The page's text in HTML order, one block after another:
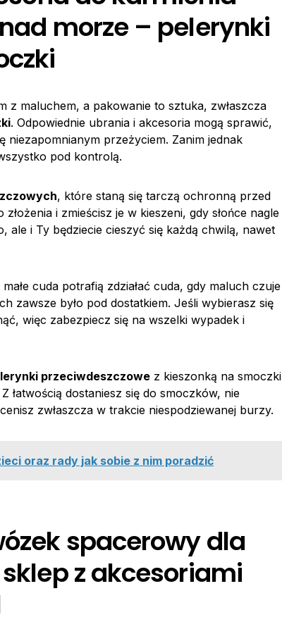
morze – pelerynki
z maluchem, a pakowanie to sztuka, zwłaszcza
. Odpowiednie ubrania i akcesoria mogą sprawić,
niezapomnianym przeżyciem. Zanim jednak
pod kontrolą.
, które staną się tarczą ochronną przed
i zmieścisz je w kieszeni, gdy słońce nagle
i Ty będziecie cieszyć się każdą chwilą, nawet
małe cuda potrafią zdziałać cuda, gdy maluch czuje
zawsze było pod dostatkiem. Jeśli wybierasz się
więc zabezpiecz się na wszelki wypadek i
przeciwdeszczowe z kieszonką na smoczki
łatwością dostaniesz się do smoczków, nie
zwłaszcza w trakcie niespodziewanej burzy.
oraz rady jak sobie z nim poradzić
spacerowy dla
z akcesoriami